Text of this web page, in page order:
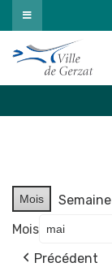
Passer
au
contenu
Mois Semaine
Mois
Précédent